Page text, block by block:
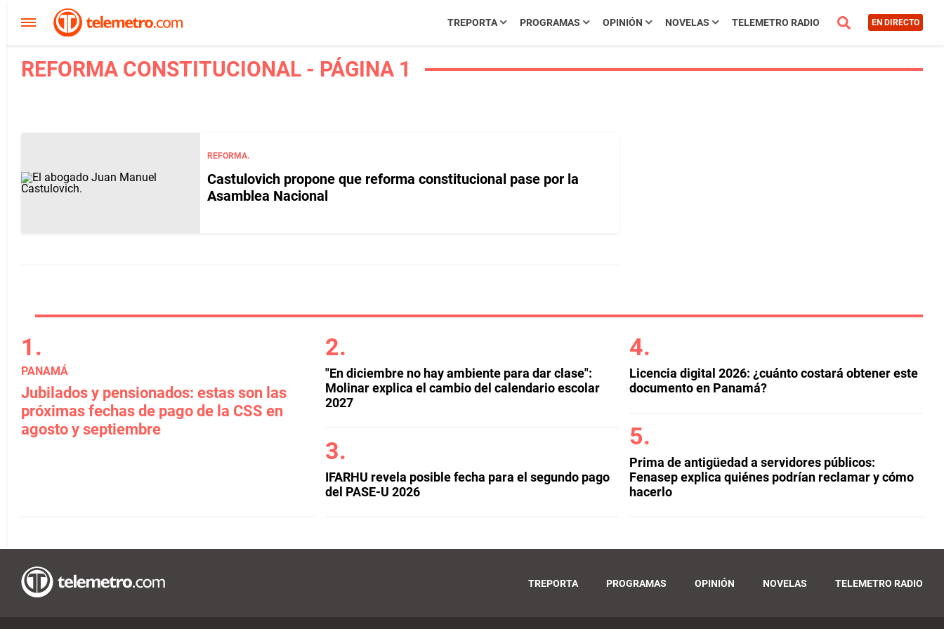
TREPORTA PROGRAMAS OPINIÓN NOVELAS TELEMETRO RADIO EN DIRECTO
REFORMA CONSTITUCIONAL - PÁGINA 1
REFORMA.
Castulovich propone que reforma constitucional pase por la
Asamblea Nacional
PANAMÁ
Jubilados y pensionados: estas son las
próximas fechas de pago de la CSS en
agosto y septiembre
"En diciembre no hay ambiente para dar clase":
Molinar explica el cambio del calendario escolar
2027
IFARHU revela posible fecha para el segundo pago
del PASE-U 2026
Licencia digital 2026: ¿cuánto costará obtener este
documento en Panamá?
Prima de antigüedad a servidores públicos:
Fenasep explica quiénes podrían reclamar y cómo
hacerlo
TREPORTA PROGRAMAS OPINIÓN NOVELAS TELEMETRO RADIO